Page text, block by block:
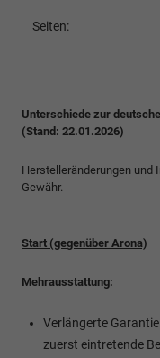
Seiten:
Unterschiede zur
(Stand: 22.01.2026)
Herstelleränderungen und
Gewähr.
Start (gegenüber Arona)
Mehrausstattung:
Verlängerte
zuerst eintretende